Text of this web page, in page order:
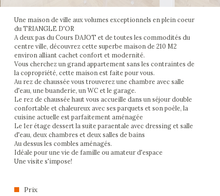
copropriété
Bilan
énergétique
Une maison de ville aux volumes exceptionnels en plein coeur
du TRIANGLE D'OR
A deux pas du Cours DAJOT et de toutes les commodités du
centre ville, découvrez cette superbe maison de 210 M2
environ alliant cachet confort et modernité.
Vous cherchez un grand appartement sans les contraintes de
la copropriété, cette maison est faite pour vous.
Au rez de chaussée vous trouverez une chambre avec salle
d'eau, une buanderie, un WC et le garage.
Le rez de chaussée haut vous accueille dans un séjour double
confortable et chaleureux avec ses parquets et son poèle, la
cuisine actuelle est parfaitement aménagée
Le 1er étage dessert la suite paraentale avec dressing et salle
d'eau, deux chambres et deux salles de bains
Au dessus les combles aménagés.
Idéale pour une vie de famille ou amateur d'espace
Une visite s'impose!
Prix